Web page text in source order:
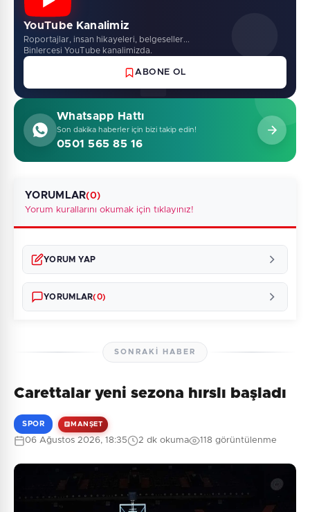
YouTube Kanalimiz
Roportajlar, insan hikayeleri, belgeseller...
Binlercesi YouTube kanalimizda.
ABONE OL
Whatsapp Hattı
Son dakika haberler için bizi takip edin!
0501 565 85 16
YORUMLAR(0)
Yorum kurallarını okumak için tıklayınız!
YORUM YAP
0/2000
5 + 10 = ?
YORUMLAR(0)
Henüz yorum yapılmamış. İlk yorumu siz yapın!
SONRAKI HABER
Carettalar yeni sezona hırslı başladı
SPOR MANŞET
06 Ağustos 2026, 18:35 2 dk okuma 118 görüntülenme